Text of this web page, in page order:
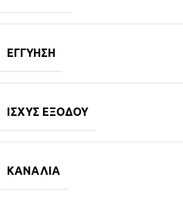
ΕΓΓΎΗΣΗ
ΙΣΧΎΣ ΕΞΌΔΟΥ
ΚΑΝΆΛΙΑ